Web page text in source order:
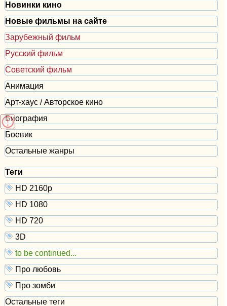
Новинки кино
Новые фильмы на сайте
Зарубежный фильм
Русский фильм
Советский фильм
Анимация
Арт-хаус / Авторское кино
Биография
Боевик
Остальные жанры
Теги
HD 2160р
HD 1080
HD 720
3D
to be continued...
Про любовь
Про зомби
Остальные теги